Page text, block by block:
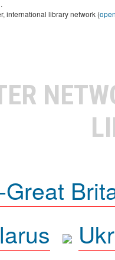
international library network (
Great